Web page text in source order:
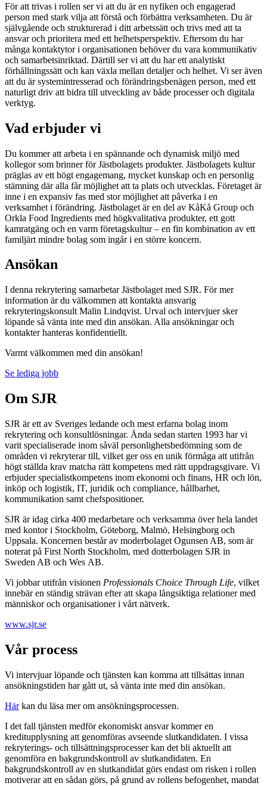
För att trivas i rollen ser vi att du är en nyfiken och engagerad
person med stark vilja att förstå och förbättra verksamheten. Du är
självgående och strukturerad i ditt arbetssätt och trivs med att ta
ansvar och prioritera med ett helhetsperspektiv. Eftersom du har
många kontaktytor i organisationen behöver du vara kommunikativ
och samarbetsinriktad. Därtill ser vi att du har ett analytiskt
förhållningssätt och kan växla mellan detaljer och helhet. Vi ser även
att du är systemintresserad och förändringsbenägen person, med ett
naturligt driv att bidra till utveckling av både processer och digitala
verktyg.
Vad erbjuder vi
Du kommer att arbeta i en spännande och dynamisk miljö med
kollegor som brinner för Jästbolagets produkter. Jästbolagets kultur
präglas av ett högt engagemang, mycket kunskap och en personlig
stämning där alla får möjlighet att ta plats och utvecklas. Företaget är
inne i en expansiv fas med stor möjlighet att påverka i en
verksamhet i förändring. Jästbolaget är en del av KåKå Group och
Orkla Food Ingredients med högkvalitativa produkter, ett gott
kamratgäng och en varm företagskultur – en fin kombination av ett
familjärt mindre bolag som ingår i en större koncern.
Ansökan
I denna rekrytering samarbetar Jästbolaget med SJR. För mer
information är du välkommen att kontakta ansvarig
rekryteringskonsult Malin Lindqvist. Urval och intervjuer sker
löpande så vänta inte med din ansökan. Alla ansökningar och
kontakter hanteras konfidentiellt.
Varmt välkommen med din ansökan!
Se lediga jobb
Om SJR
SJR är ett av Sveriges ledande och mest erfarna bolag inom
rekrytering och konsultlösningar. Ända sedan starten 1993 har vi
varit specialiserade inom såväl personlighetsbedömning som de
områden vi rekryterar till, vilket ger oss en unik förmåga att utifrån
högt ställda krav matcha rätt kompetens med rätt uppdragsgivare. Vi
erbjuder specialistkompetens inom ekonomi och finans, HR och lön,
inköp och logistik, IT, juridik och compliance, hållbarhet,
kommunikation samt chefspositioner.
SJR är idag cirka 400 medarbetare och verksamma över hela landet
med kontor i Stockholm, Göteborg, Malmö, Helsingborg och
Uppsala. Koncernen består av moderbolaget Ogunsen AB, som är
noterat på First North Stockholm, med dotterbolagen SJR in
Sweden AB och Wes AB.
Vi jobbar utifrån visionen Professionals Choice Through Life, vilket
innebär en ständig strävan efter att skapa långsiktiga relationer med
människor och organisationer i vårt nätverk.
www.sjr.se
Vår process
Vi intervjuar löpande och tjänsten kan komma att tillsättas innan
ansökningstiden har gått ut, så vänta inte med din ansökan.
Härkan du läsa mer om ansökningsprocessen.
I det fall tjänsten medför ekonomiskt ansvar kommer en
kreditupplysning att genomföras avseende slutkandidaten. I vissa
rekryterings- och tillsättningsprocesser kan det bli aktuellt att
genomföra en bakgrundskontroll av slutkandidaten. En
bakgrundskontroll av en slutkandidat görs endast om risken i rollen
motiverar att en sådan görs, på grund av rollens befogenhet, mandat